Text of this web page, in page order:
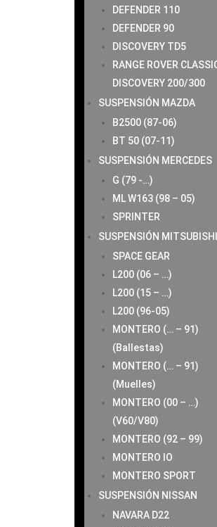
DEFENDER 110
DEFENDER 90
DISCOVERY TD5
RANGE ROVER
DISCOVERY 200/300
SUSPENSIÓN MAZDA
B2500 (87-06)
BT 50 (07-11)
SUSPENSIÓN MERCEDES
G (79 -…)
ML W163 (98 – 05)
SPRINTER
SUSPENSIÓN MITSUBISHI
SPACE GEAR
L200 (06 – …)
L200 (15 – …)
L200 (96-05)
MONTERO (… – 91)
(Ballestas)
MONTERO (… – 91)
(Muelles)
MONTERO (00 – …)
(V60/V80)
MONTERO (92 – 99)
MONTERO IO
MONTERO SPORT
SUSPENSIÓN NISSAN
NAVARA D22